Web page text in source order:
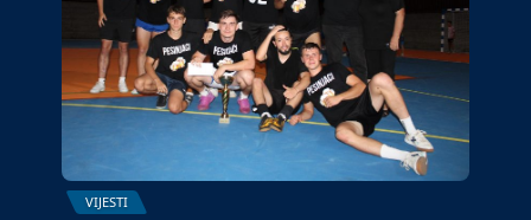
VIJESTI